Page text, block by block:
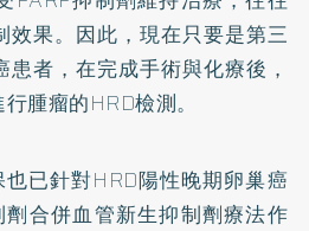
效果。因此，現在只要是第三
者，在完成手術與化療後，
腫瘤的HRD檢測。
已針對HRD陽性晚期卵巢癌
合併血管新生抑制劑療法作